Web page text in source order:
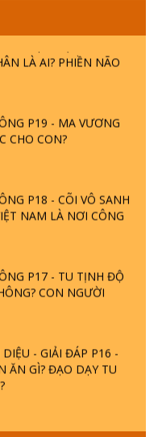
ĐẶC BIỆT PHẦN 20
LÀ AI? PHIỀN NÃO
P19 - MA VƯƠNG
CHO CON?
P18 - CÕI VÔ SANH
NAM LÀ NƠI CÔNG
P17 - TU TỊNH ĐỘ
CON NGƯỜI
- GIẢI ĐÁP P16 -
ĂN GÌ? ĐẠO DẠY TU